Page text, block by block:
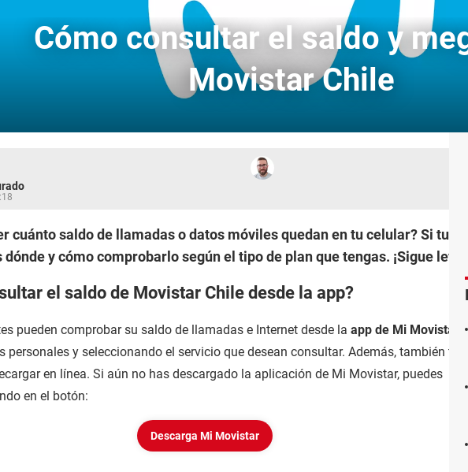
Cómo consultar el saldo y
Movistar Chile
cuánto saldo de llamadas o datos móviles quedan en tu celular? Si tu
y cómo comprobarlo según el tipo de plan que tengas. ¡Sigue
el saldo de Movistar Chile desde la app?
pueden comprobar su saldo de llamadas e Internet desde la app de Mi Movistar
personales y seleccionando el servicio que desean consultar. Además, también
en línea. Si aún no has descargado la aplicación de Mi Movistar, puedes
en el botón:
Descarga Mi Movistar